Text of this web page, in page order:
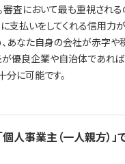
審査において最も重視され
支払いをしてくれる信用力が
、あなた自身の会社が赤字
が優良企業や自治体であれ
分に可能です。
人事業主（一人親方）」